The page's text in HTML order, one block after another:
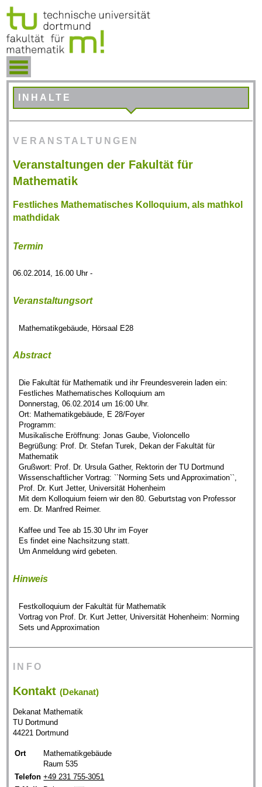
INHALTE
VERANSTALTUNGEN
Veranstaltungen der Fakultät für
Mathematik
Festliches Mathematisches Kolloquium, als mathkol
mathdidak
Termin
06.02.2014, 16.00 Uhr -
Veranstaltungsort
Mathematikgebäude, Hörsaal E28
Abstract
Die Fakultät für Mathematik und ihr Freundesverein laden ein:
Festliches Mathematisches Kolloquium am
Donnerstag, 06.02.2014 um 16:00 Uhr.
Ort: Mathematikgebäude, E 28/Foyer
Programm:
Musikalische Eröffnung: Jonas Gaube, Violoncello
Begrüßung: Prof. Dr. Stefan Turek, Dekan der Fakultät für
Mathematik
Grußwort: Prof. Dr. Ursula Gather, Rektorin der TU Dortmund
Wissenschaftlicher Vortrag: ``Norming Sets und Approximation``,
Prof. Dr. Kurt Jetter, Universität Hohenheim
Mit dem Kolloquium feiern wir den 80. Geburtstag von Professor
em. Dr. Manfred Reimer.
Kaffee und Tee ab 15.30 Uhr im Foyer
Es findet eine Nachsitzung statt.
Um Anmeldung wird gebeten.
Hinweis
Festkolloquium der Fakultät für Mathematik
Vortrag von Prof. Dr. Kurt Jetter, Universität Hohenheim: Norming
Sets und Approximation
INFO
Kontakt(Dekanat)
Dekanat Mathematik
TU Dortmund
44221 Dortmund
Ort
Mathematikgebäude
Raum 535
Telefon +49 231 755-3051